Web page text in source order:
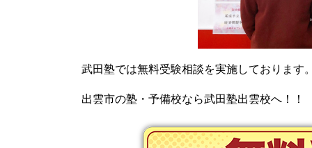
武田塾では無料受験相談を実施しております
出雲市の塾・予備校なら武田塾出雲校へ！！